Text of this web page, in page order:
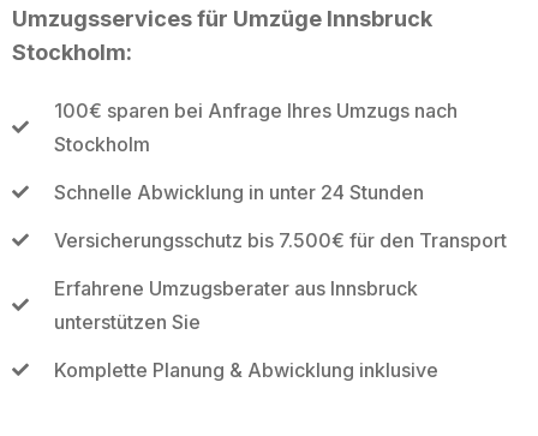
Umzugsservices für Umzüge Innsbruck
Stockholm:
100€ sparen bei Anfrage Ihres Umzugs nach
Stockholm
Schnelle Abwicklung in unter 24 Stunden
Versicherungsschutz bis 7.500€ für den Transport
Erfahrene Umzugsberater aus Innsbruck
unterstützen Sie
Komplette Planung & Abwicklung inklusive